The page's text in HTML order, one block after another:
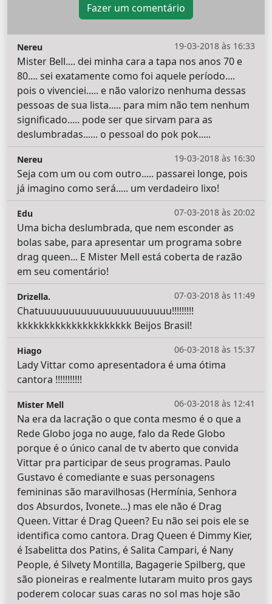
Fazer um comentário
19-03-2018 às 16:33
Nereu
Mister Bell.... dei minha cara a tapa nos anos 70 e
80.... sei exatamente como foi aquele período....
pois o vivenciei..... e não valorizo nenhuma dessas
pessoas de sua lista..... para mim não tem nenhum
significado..... pode ser que sirvam para as
deslumbradas...... o pessoal do pok pok.....
19-03-2018 às 16:30
Nereu
Seja com um ou com outro..... passarei longe, pois
já imagino como será..... um verdadeiro lixo!
07-03-2018 às 20:02
Edu
Uma bicha deslumbrada, que nem esconder as
bolas sabe, para apresentar um programa sobre
drag queen... E Mister Mell está coberta de razão
em seu comentário!
07-03-2018 às 11:49
Drizella.
Chatuuuuuuuuuuuuuuuuuuuuuu!!!!!!!!!
kkkkkkkkkkkkkkkkkkkkk Beijos Brasil!
06-03-2018 às 15:37
Hiago
Lady Vittar como apresentadora é uma ótima
cantora !!!!!!!!!!!
06-03-2018 às 12:41
Mister Mell
Na era da lacração o que conta mesmo é o que a
Rede Globo joga no auge, falo da Rede Globo
porque é o único canal de tv aberto que convida
Vittar pra participar de seus programas. Paulo
Gustavo é comediante e suas personagens
femininas são maravilhosas (Hermínia, Senhora
dos Absurdos, Ivonete...) mas ele não é Drag
Queen. Vittar é Drag Queen? Eu não sei pois ele se
identifica como cantora. Drag Queen é Dimmy Kier,
é Isabelitta dos Patins, é Salita Campari, é Nany
People, é Silvety Montilla, Bagagerie Spilberg, que
são pioneiras e realmente lutaram muito pros gays
poderem colocar suas caras no sol mas hoje são